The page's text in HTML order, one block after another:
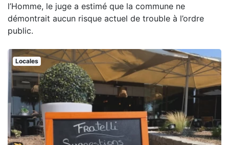
l’Homme, le juge a estimé que la commune ne
démontrait aucun risque actuel de trouble à l’ordre
public.
Locales